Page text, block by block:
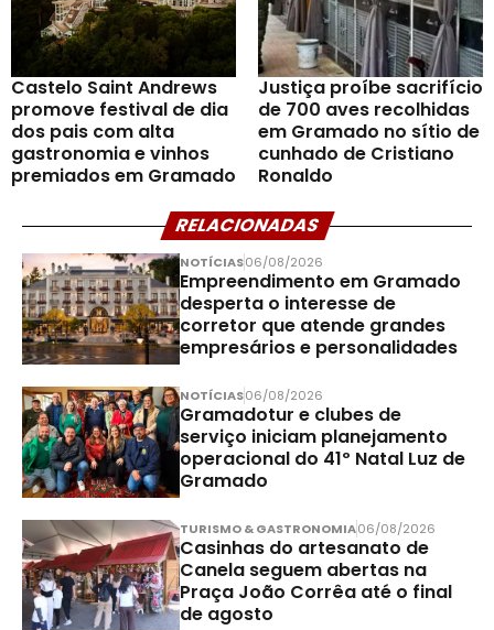
Castelo Saint Andrews
promove festival de dia
dos pais com alta
gastronomia e vinhos
premiados em Gramado
Justiça proíbe sacrifício
de 700 aves recolhidas
em Gramado no sítio de
cunhado de Cristiano
Ronaldo
RELACIONADAS
NOTÍCIAS06/08/2026
Empreendimento em Gramado
desperta o interesse de
corretor que atende grandes
empresários e personalidades
NOTÍCIAS06/08/2026
Gramadotur e clubes de
serviço iniciam planejamento
operacional do 41º Natal Luz de
Gramado
TURISMO & GASTRONOMIA06/08/2026
Casinhas do artesanato de
Canela seguem abertas na
Praça João Corrêa até o final
de agosto